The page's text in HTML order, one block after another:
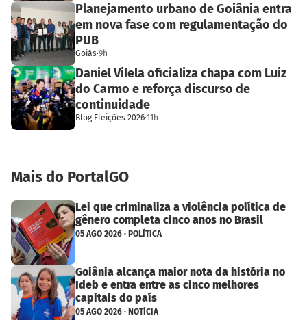
Planejamento urbano de Goiânia entra
em nova fase com regulamentação do
PUB
Goiás·9h
Daniel Vilela oficializa chapa com Luiz
do Carmo e reforça discurso de
continuidade
Blog Eleições 2026·11h
Mais do PortalGO
Lei que criminaliza a violência política de
gênero completa cinco anos no Brasil
05 AGO 2026 · POLÍTICA
Goiânia alcança maior nota da história no
Ideb e entra entre as cinco melhores
capitais do país
05 AGO 2026 · NOTÍCIA